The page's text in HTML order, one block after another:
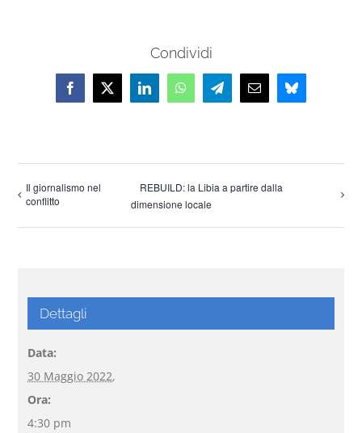
Condividi
Facebook
X LinkedInWhatsAppTelegramEmail Bluesky
Il giornalismo nel
conflitto
REBUILD: la Libia a partire dalla
dimensione locale
Dettagli
Data:
30 Maggio 2022,
Ora:
4:30 pm